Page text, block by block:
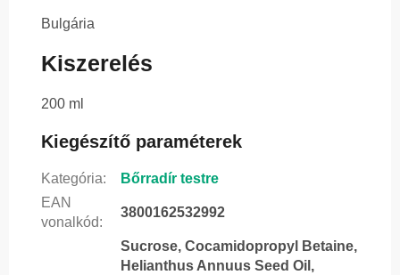
Bulgária
Kiszerelés
200 ml
Kiegészítő paraméterek
Kategória:
Bőrradír testre
EAN
vonalkód:
3800162532992
Sucrose, Cocamidopropyl Betaine,
Helianthus Annuus Seed Oil,